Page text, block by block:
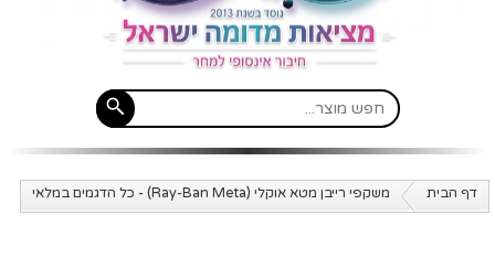
דף הבית משקפי רייבן מטא אוקלי (Ray-Ban Meta) - כל הדגמים במלאי